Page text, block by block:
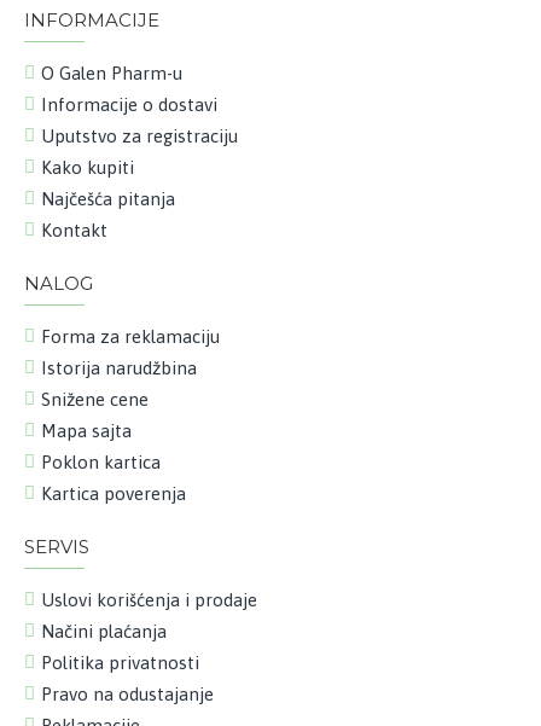
INFORMACIJE
O Galen Pharm-u
Informacije o dostavi
Uputstvo za registraciju
Kako kupiti
Najčešća pitanja
Kontakt
NALOG
Forma za reklamaciju
Istorija narudžbina
Snižene cene
Mapa sajta
Poklon kartica
Kartica poverenja
SERVIS
Uslovi korišćenja i prodaje
Načini plaćanja
Politika privatnosti
Pravo na odustajanje